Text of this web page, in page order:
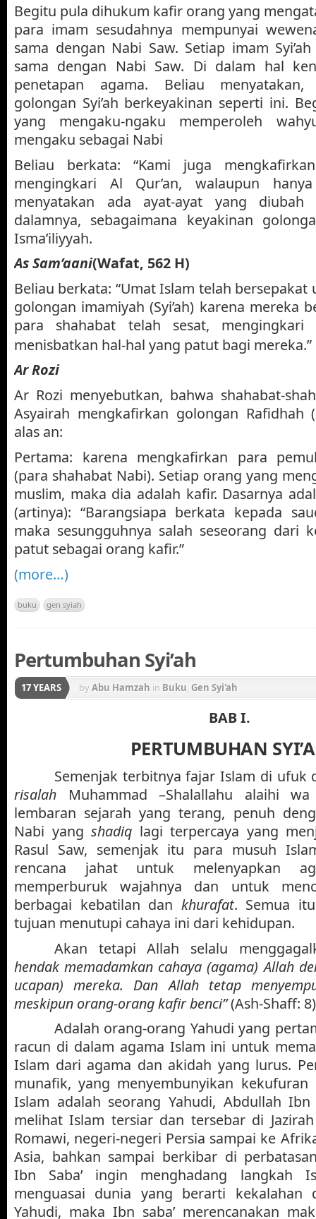
Begitu pula dihukum kafir orang yang
para imam sesudahnya mempunyai
sama dengan Nabi Saw. Setiap imam
sama dengan Nabi Saw. Di dalam hal
penetapan agama. Beliau
golongan Syi’ah berkeyakinan seperti ini.
yang mengaku-ngaku memperoleh
mengaku sebagai Nabi
Beliau berkata: “Kami juga
mengingkari Al Qur’an, walaupun
menyatakan ada ayat-ayat yang
dalamnya, sebagaimana keyakinan
Isma’iliyyah.
As Sam’aani(Wafat, 562 H)
Beliau berkata: “Umat Islam telah
golongan imamiyah (Syi’ah) karena mereka
para shahabat telah sesat, mengingkari
menisbatkan hal-hal yang patut bagi mereka.”
Ar Rozi
Ar Rozi menyebutkan, bahwa shahabat-
Asyairah mengkafirkan golongan Rafidhah
alas an:
Pertama: karena mengkafirkan para
(para shahabat Nabi). Setiap orang yang
muslim, maka dia adalah kafir. Dasarnya
(artinya): “Barangsiapa berkata kepada
maka sesungguhnya salah seseorang dari
patut sebagai orang kafir.”
(more…)
buku gen syiah
Pertumbuhan Syi’ah
17 YEARS byAbu Hamzah in Buku, Gen Syi'ah
BAB I.
PERTUMBUHAN
Semenjak terbitnya fajar Islam di ufuk
risalah Muhammad –Shalallahu alaihi
lembaran sejarah yang terang, penuh
Nabi yang shadiq lagi terpercaya yang
Rasul Saw, semenjak itu para musuh
rencana jahat untuk melenyapkan
memperburuk wajahnya dan untuk
berbagai kebatilan dan khurafat. Semua
tujuan menutupi cahaya ini dari kehidupan.
Akan tetapi Allah selalu
hendak memadamkan cahaya (agama) Allah
ucapan) mereka. Dan Allah tetap
meskipun orang-orang kafir benci”(Ash-Shaff:
Adalah orang-orang Yahudi yang
racun di dalam agama Islam ini untuk
Islam dari agama dan akidah yang lurus.
munafik, yang menyembunyikan kekufuran
Islam adalah seorang Yahudi, Abdullah Ibn
melihat Islam tersiar dan tersebar di
Romawi, negeri-negeri Persia sampai ke
Asia, bahkan sampai berkibar di
Ibn Saba’ ingin menghadang langkah
menguasai dunia yang berarti kekalahan
Yahudi, maka Ibn saba’ merencanakan